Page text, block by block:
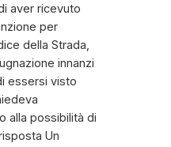
aver ricevuto
per
della Strada,
innanzi
essersi visto
alla possibilità di
Un